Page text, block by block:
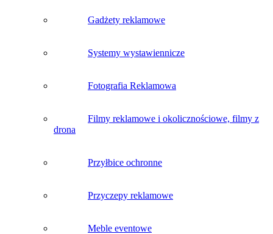
Gadżety reklamowe
Systemy wystawiennicze
Fotografia Reklamowa
Filmy reklamowe i okolicznościowe, filmy z
drona
Przyłbice ochronne
Przyczepy reklamowe
Meble eventowe